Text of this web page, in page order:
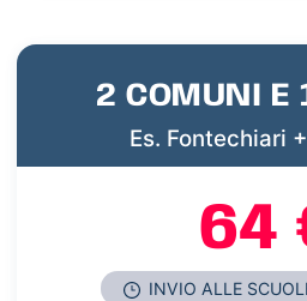
2 COMUNI E
Es. Fontechiari
64
INVIO ALLE